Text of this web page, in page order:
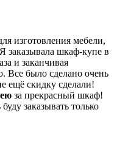
изготовления мебели,
заказывала шкаф-купе в
и заканчивая
Все было сделано очень
ещё скидку сделали!
за прекрасный шкаф!
заказывать только